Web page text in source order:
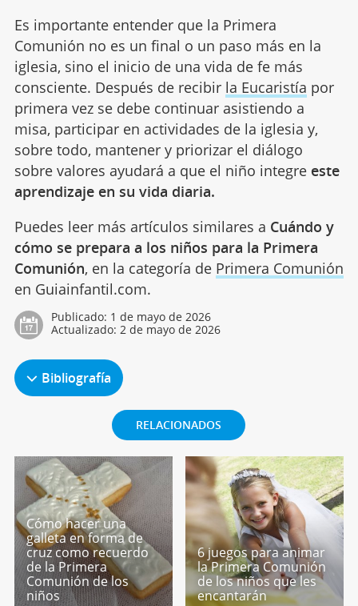
Es importante entender que la Primera
Comunión no es un final o un paso más en la
iglesia, sino el inicio de una vida de fe más
consciente. Después de recibir la Eucaristía por
primera vez se debe continuar asistiendo a
misa, participar en actividades de la iglesia y,
sobre todo, mantener y priorizar el diálogo
sobre valores ayudará a que el niño integre este
aprendizaje en su vida diaria.
Puedes leer más artículos similares a Cuándo y
cómo se prepara a los niños para la Primera
Comunión, en la categoría de Primera Comunión
en Guiainfantil.com.
Publicado: 1 de mayo de 2026
Actualizado: 2 de mayo de 2026
Bibliografía
RELACIONADOS
Cómo hacer una
galleta en forma de
cruz como recuerdo
de la Primera
Comunión de los
niños
6 juegos para animar
la Primera Comunión
de los niños que les
encantarán